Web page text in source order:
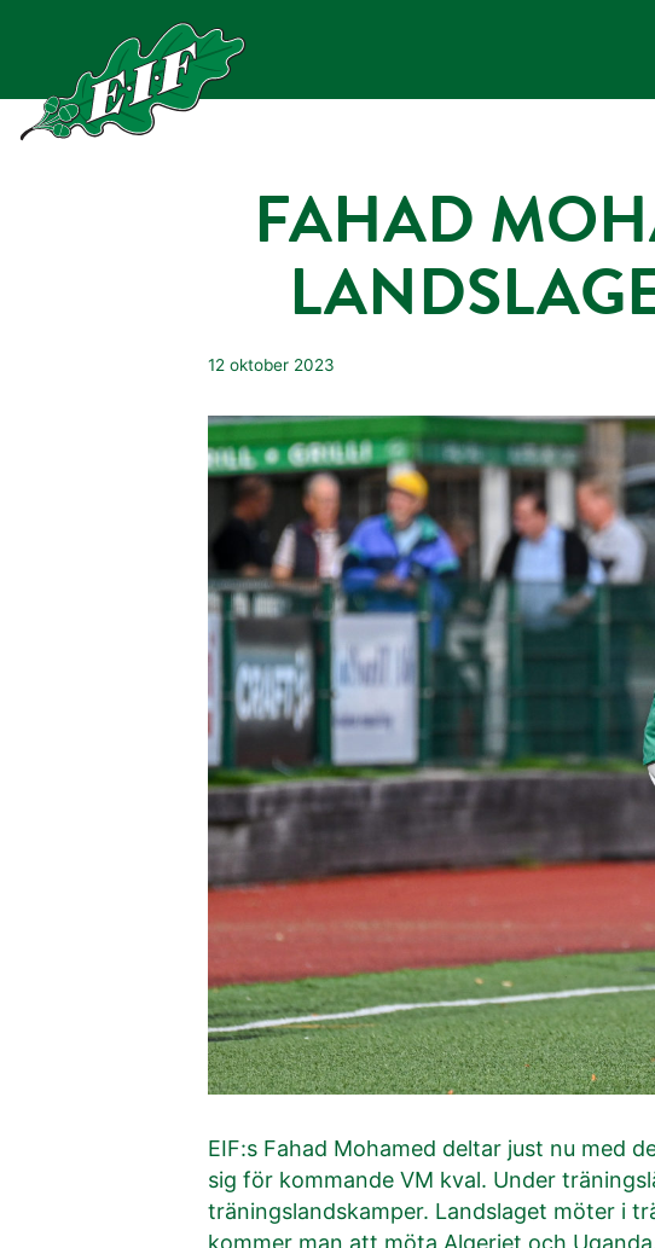
FAHAD
12 oktober 2023
EIF:s Fahad Mohamed deltar just nu med
sig för kommande VM kval. Under
träningslandskamper. Landslaget möter i